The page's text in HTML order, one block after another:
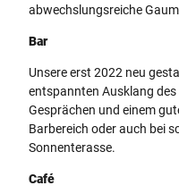
abwechslungsreiche
Bar
Unsere erst 2022 neu
entspannten Ausklang des
Gesprächen und einem
Barbereich oder auch bei
Sonnenterasse.
Café